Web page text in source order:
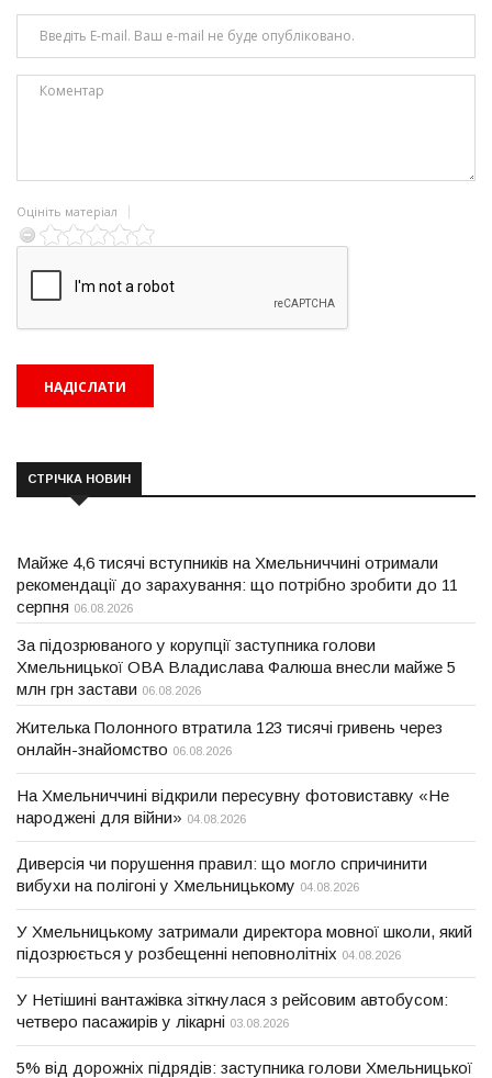
Оцініть матеріал
СТРІЧКА НОВИН
Майже 4,6 тисячі вступників на Хмельниччині отримали
рекомендації до зарахування: що потрібно зробити до 11
серпня 06.08.2026
За підозрюваного у корупції заступника голови
Хмельницької ОВА Владислава Фалюша внесли майже 5
млн грн застави 06.08.2026
Жителька Полонного втратила 123 тисячі гривень через
онлайн-знайомство 06.08.2026
На Хмельниччині відкрили пересувну фотовиставку «Не
народжені для війни» 04.08.2026
Диверсія чи порушення правил: що могло спричинити
вибухи на полігоні у Хмельницькому 04.08.2026
У Хмельницькому затримали директора мовної школи, який
підозрюється у розбещенні неповнолітніх 04.08.2026
У Нетішині вантажівка зіткнулася з рейсовим автобусом:
четверо пасажирів у лікарні 03.08.2026
5% від дорожніх підрядів: заступника голови Хмельницької